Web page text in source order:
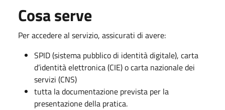
Cosa serve
Per accedere al servizio, assicurati di avere:
SPID (sistema pubblico di identità digitale), carta
d’identità elettronica (CIE) o carta nazionale dei
servizi (CNS)
tutta la documentazione prevista per la
presentazione della pratica.